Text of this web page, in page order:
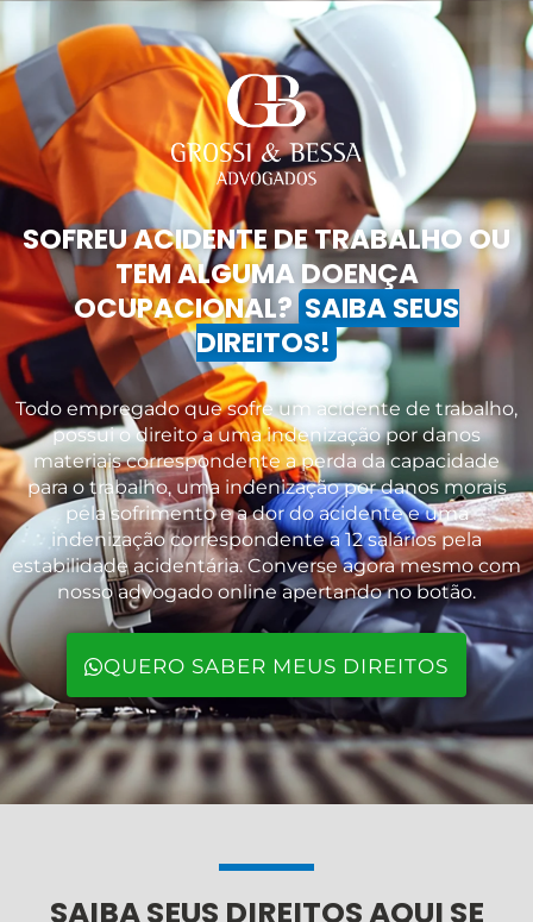
SOFREU ACIDENTE DE TRABALHO OU
TEM ALGUMA DOENÇA
OCUPACIONAL?SAIBA SEUS
DIREITOS!
Todo empregado que sofre um acidente de trabalho,
possui o direito a uma indenização por danos
materiais correspondente a perda da capacidade
para o trabalho, uma indenização por danos morais
pela sofrimento e a dor do acidente e uma
indenização correspondente a 12 salários pela
estabilidade acidentária. Converse agora mesmo com
nosso advogado online apertando no botão.
QUERO SABER MEUS DIREITOS
SAIBA SEUS DIREITOS AQUI SE